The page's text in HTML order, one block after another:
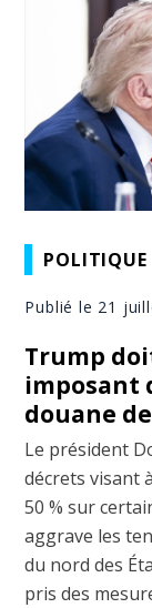
POLITIQUE
Publié le 21
Trump
imposant
douane
Le président
décrets visant
50 % sur
aggrave les
du nord des
pris des